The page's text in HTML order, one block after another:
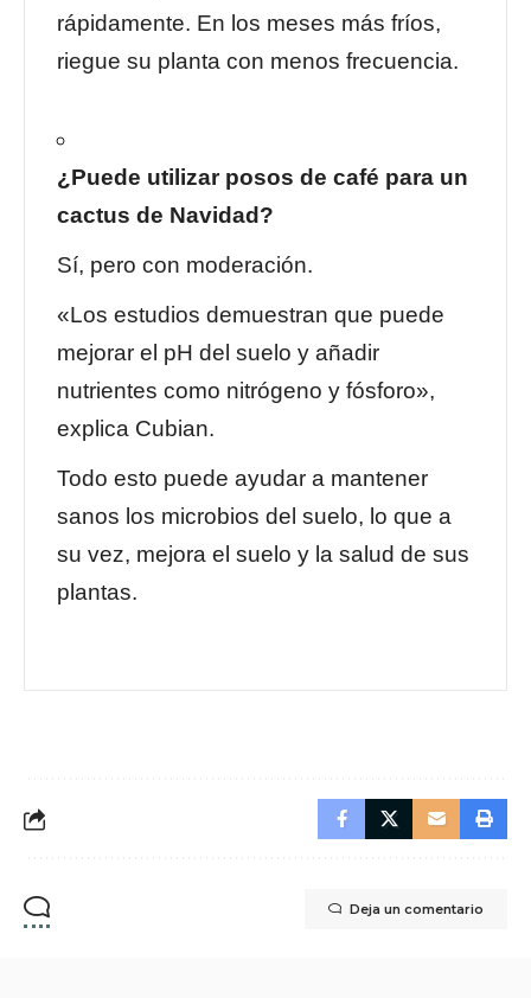
rápidamente. En los meses más fríos,
riegue su planta con menos frecuencia.
¿Puede utilizar posos de café para un
cactus de Navidad?
Sí, pero con moderación.
«Los estudios demuestran que puede
mejorar el pH del suelo y añadir
nutrientes como nitrógeno y fósforo»,
explica Cubian.
Todo esto puede ayudar a mantener
sanos los microbios del suelo, lo que a
su vez, mejora el suelo y la salud de sus
plantas.
Deja un comentario